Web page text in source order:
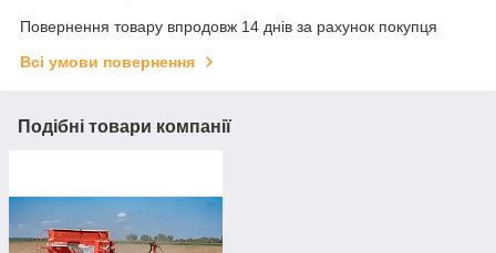
Повернення товару впродовж 14 днів за рахунок покупця
Всі умови повернення
Подібні товари компанії